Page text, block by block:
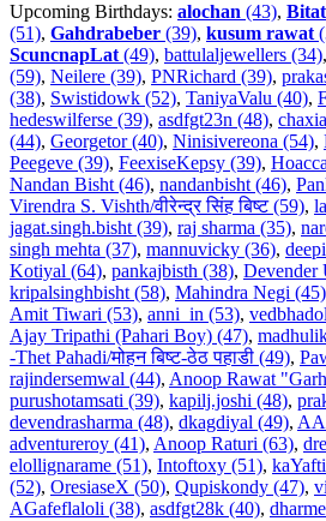
Upcoming Birthdays: alochan (43),
(51), Gahdrabeber (39), kusum rawat
ScuncnapLat(49), battulaljewellers (34),
(59), Neilere (39), PNRichard (39),
(38), Swistidowk (52), TaniyaValu (40),
hedeswilferse (39), asdfgt23n (48),
(44), Georgetor (40), Ninisivereona (54),
Peegeve (39), FeexiseKepsy (39),
Nandan Bisht (46), nandanbisht (46),
Virendra S. Vishth/वीरेन्द्र सिंह बिष्ट (59),
jagat.singh.bisht (39), raj sharma (35),
singh mehta (37), mannuvicky (36),
Kotiyal (64), pankajbisth (38), Devender
kripalsinghbisht (58), Mahindra Negi (45)
Amit Tiwari (53), anni_in (53),
Ajay Tripathi (Pahari Boy) (47),
-Thet Pahadi/मोहन बिष्ट-ठेठ पहाडी (49),
rajindersemwal (44), Anoop Rawat
purushotamsati (39), kapilj.joshi (48),
devendrasharma (48), dkagdiyal (49),
adventureroy (41), Anoop Raturi (63),
elollignarame (51), Intoftoxy (51),
(52), OresiaseX (50), Qupiskondy (47),
AGafeflaloli (38), asdfgt28k (40),